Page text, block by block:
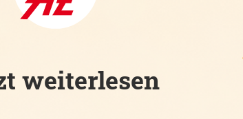
weiterlesen